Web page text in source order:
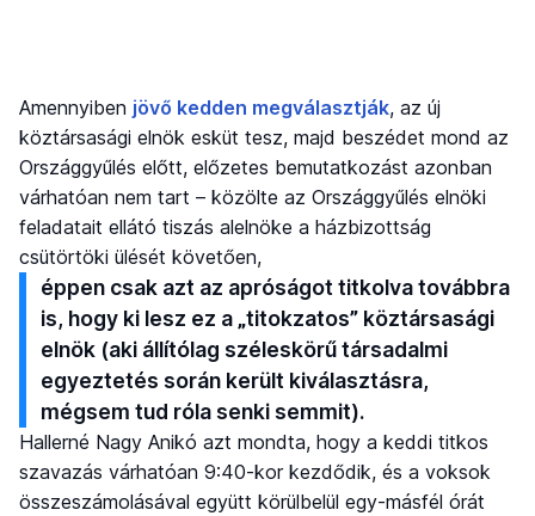
Amennyiben jövő kedden megválasztják, az új
köztársasági elnök esküt tesz, majd beszédet mond az
Országgyűlés előtt, előzetes bemutatkozást azonban
várhatóan nem tart – közölte az Országgyűlés elnöki
feladatait ellátó tiszás alelnöke a házbizottság
csütörtöki ülését követően,
éppen csak azt az apróságot titkolva továbbra
is, hogy ki lesz ez a „titokzatos” köztársasági
elnök (aki állítólag széleskörű társadalmi
egyeztetés során került kiválasztásra,
mégsem tud róla senki semmit).
Hallerné Nagy Anikó azt mondta, hogy a keddi titkos
szavazás várhatóan 9:40-kor kezdődik, és a voksok
összeszámolásával együtt körülbelül egy-másfél órát